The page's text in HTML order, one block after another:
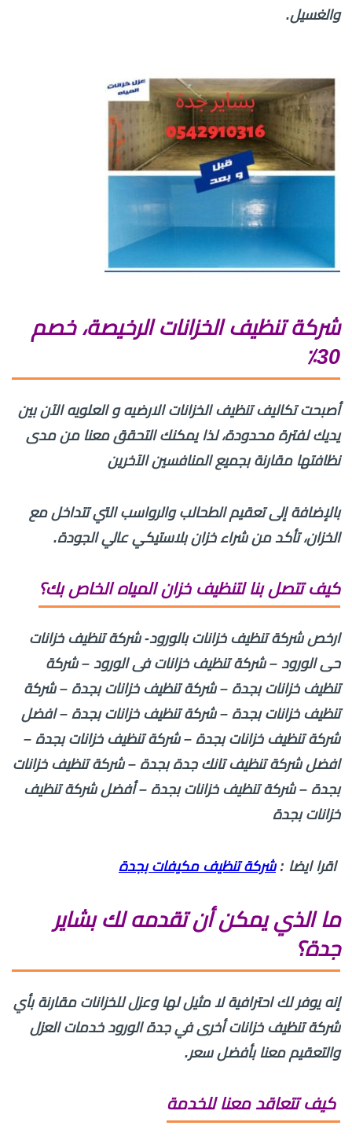
والغسيل.
شركة تنظيف الخزانات الرخيصة، خصم
30٪
أصبحت تكاليف تنظيف الخزانات الارضيه و العلويه الآن بين
يديك لفترة محدودة، لذا يمكنك التحقق معنا من مدى
نظافتها مقارنة بجميع المنافسين الآخرين
بالإضافة إلى تعقيم الطحالب والرواسب التي تتداخل مع
الخزان، تأكد من شراء خزان بلاستيكي عالي الجودة.
كيف تتصل بنا لتنظيف خزان المياه الخاص بك؟
ارخص شركة تنظيف خزانات بالورود- شركة تنظيف خزانات
حى الورود – شركة تنظيف خزانات فى الورود – شركة
تنظيف خزانات بجدة – شركة تنظيف خزانات بجدة – شركة
تنظيف خزانات بجدة – شركة تنظيف خزانات بجدة – افضل
شركة تنظيف خزانات بجدة – شركة تنظيف خزانات بجدة –
افضل شركة تنظيف تانك جدة بجدة – شركة تنظيف خزانات
بجدة – شركة تنظيف خزانات بجدة – أفضل شركة تنظيف
خزانات بجدة
اقرا ايضا :شركة تنظيف مكيفات بجدة
ما الذي يمكن أن تقدمه لك بشاير
جدة؟
إنه يوفر لك احترافية لا مثيل لها وعزل للخزانات مقارنة بأي
شركة تنظيف خزانات أخرى في جدة الورود خدمات العزل
والتعقيم معنا بأفضل سعر.
كيف تتعاقد معنا للخدمة